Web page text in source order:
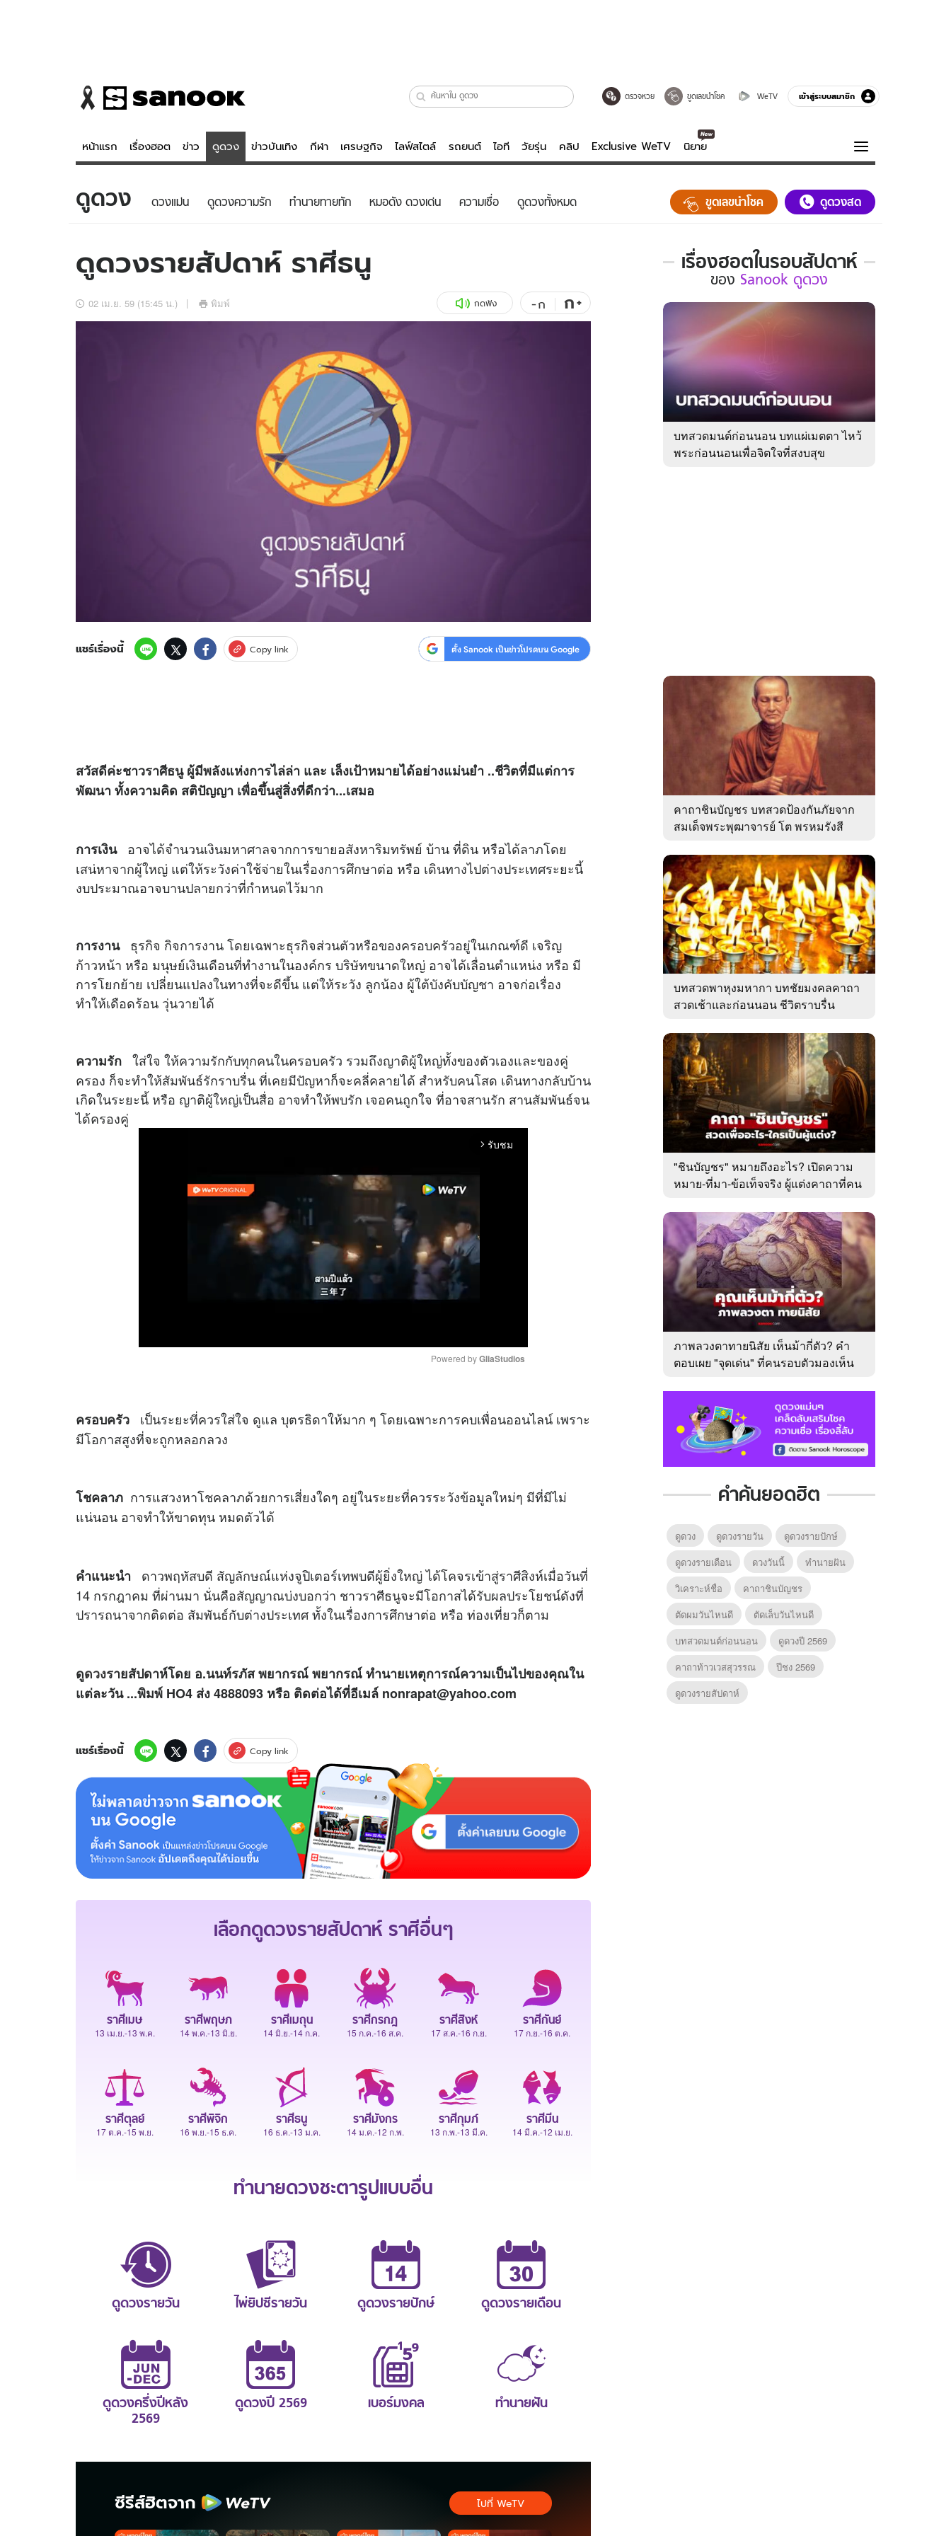
ตรวจหวย ขูดเลขนำโชค WeTV เข้าสู่ระบบสมาชิก
หน้าแรก เรื่องฮอต ข่าว ดูดวง ข่าวบันเทิง กีฬา เศรษฐกิจ ไลฟ์สไตล์ รถยนต์ ไอที วัยรุ่น คลิป Exclusive WeTV นิยาย
ข่าว
ข่าวบันเทิง
ดูดวง - ตรวจหวย
สถิติหวยไทย
ไลฟ์สไตล์
รถยนต์
คลิป
พอดแคสต์
ความรู้รอบตัว
ฮาวทู
ติดตามสนุกโซเชียลได้ที่
ดูดวง ดวงแม่น ดูดวงความรัก ทํานายทายทัก หมอดัง ดวงเด่น ความเชื่อ ดูดวงทั้งหมด ขูดเลขนำโชค ดูดวงสด
ดูดวงรายสัปดาห์ ราศีธนู
02 เม.ย. 59 (15:45 น.) พิมพ์ กดฟัง -ก ก+
แชร์เรื่องนี้ Copy link ตั้ง Sanook เป็นข่าวโปรดบน Google
สวัสดีค่ะชาวราศีธนู ผู้มีพลังแห่งการไล่ล่า และ เล็งเป้าหมายได้อย่างแม่นยำ ..ชีวิตที่มีแต่การ
พัฒนา ทั้งความคิด สติปัญญา เพื่อขึ้นสู่สิ่งที่ดีกว่า...เสมอ
การเงินอาจได้จำนวนเงินมหาศาลจากการขายอสังหาริมทรัพย์ บ้าน ที่ดิน หรือได้ลาภโดย
เสน่หาจากผู้ใหญ่ แต่ให้ระวังค่าใช้จ่ายในเรื่องการศึกษาต่อ หรือ เดินทางไปต่างประเทศระยะนี้
งบประมาณอาจบานปลายกว่าที่กำหนดไว้มาก
การงาน ธุรกิจ กิจการงาน โดยเฉพาะธุรกิจส่วนตัวหรือของครอบครัวอยู่ในเกณฑ์ดี เจริญ
ก้าวหน้า หรือ มนุษย์เงินเดือนที่ทำงานในองค์กร บริษัทขนาดใหญ่ อาจได้เลื่อนตำแหน่ง หรือ มี
การโยกย้าย เปลี่ยนแปลงในทางที่จะดีขึ้น แต่ให้ระวัง ลูกน้อง ผู้ใต้บังคับบัญชา อาจก่อเรื่อง
ทำให้เดือดร้อน วุ่นวายได้
ความรัก ใส่ใจ ให้ความรักกับทุกคนในครอบครัว รวมถึงญาติผู้ใหญ่ทั้งของตัวเองและของคู่
ครอง ก็จะทำให้สัมพันธ์รักราบรื่น ที่เคยมีปัญหาก็จะคลี่คลายได้ สำหรับคนโสด เดินทางกลับบ้าน
เกิดในระยะนี้ หรือ ญาติผู้ใหญ่เป็นสื่อ อาจทำให้พบรัก เจอคนถูกใจ ที่อาจสานรัก สานสัมพันธ์จน
ได้ครองคู่
arrow_forward_ios รับชม
u
Powered by GliaStudios
ครอบครัว เป็นระยะที่ควรใส่ใจ ดูแล บุตรธิดาให้มาก ๆ โดยเฉพาะการคบเพื่อนออนไลน์ เพราะ
มีโอกาสสูงที่จะถูกหลอกลวง
โชคลาภ การแสวงหาโชคลาภด้วยการเสี่ยงใดๆ อยู่ในระยะที่ควรระวังข้อมูลใหม่ๆ มีที่มีไม่
แน่นอน อาจทำให้ขาดทุน หมดตัวได้
คำแนะนำ ดาวพฤหัสบดี สัญลักษณ์แห่งจูปิเตอร์เทพบดีผู้ยิ่งใหญ่ ได้โคจรเข้าสู่ราศีสิงห์เมื่อวันที่
14 กรกฎาคม ที่ผ่านมา นั่นคือสัญญาณบ่งบอกว่า ชาวราศีธนูจะมีโอกาสได้รับผลประโยชน์ดังที่
ปรารถนาจากติดต่อ สัมพันธ์กับต่างประเทศ ทั้งในเรื่องการศึกษาต่อ หรือ ท่องเที่ยวก็ตาม
ดูดวงรายสัปดาห์โดย อ.นนท์รภัส พยากรณ์ พยากรณ์ ทำนายเหตุการณ์ความเป็นไปของคุณใน
แต่ละวัน ...พิมพ์ HO4 ส่ง 4888093 หรือ ติดต่อได้ที่อีเมล์ nonrapat@yahoo.com
แชร์เรื่องนี้ Copy link
เลือกดูดวงรายสัปดาห์ราศีอื่นๆ
ราศีเมษ
13 เม.ย.-13 พ.ค.
ราศีพฤษภ
14 พ.ค.-13 มิ.ย.
ราศีเมถุน
14 มิ.ย.-14 ก.ค.
ราศีกรกฎ
15 ก.ค.-16 ส.ค.
ราศีสิงห์
17 ส.ค.-16 ก.ย.
ราศีกันย์
17 ก.ย.-16 ต.ค.
ราศีตุลย์
17 ต.ค.-15 พ.ย.
ราศีพิจิก
16 พ.ย.-15 ธ.ค.
ราศีธนู
16 ธ.ค.-13 ม.ค.
ราศีมังกร
14 ม.ค.-12 ก.พ.
ราศีกุมภ์
13 ก.พ.-13 มี.ค.
ราศีมีน
14 มี.ค.-12 เม.ย.
ทำนายดวงชะตารูปแบบอื่น
ดูดวงรายวัน ไพ่ยิปซีรายวัน ดูดวงรายปักษ์ ดูดวงรายเดือน
ดูดวงครึ่งปีหลัง
2569
ดูดวงปี 2569 เบอร์มงคล ทำนายฝัน
ซีรีส์ฮิตจาก ไปที่ WeTV
เรื่องฮอตในรอบสัปดาห์
เรื่อง
ใน
รอบ
ของ
Sanook
ดูด
ของ Sanook ดูดวง
บทสวดมนต์ก่อนนอน บทแผ่เมตตา ไหว้
พระก่อนนอนเพื่อจิตใจที่สงบสุข
คาถาชินบัญชร บทสวดป้องกันภัยจาก
สมเด็จพระพุฒาจารย์ โต พรหมรังสี
บทสวดพาหุงมหากา บทชัยมงคลคาถา
สวดเช้าและก่อนนอน ชีวิตราบรื่น
"ชินบัญชร" หมายถึงอะไร? เปิดความ
หมาย-ที่มา-ข้อเท็จจริง ผู้แต่งคาถาที่คน
ภาพลวงตาทายนิสัย เห็นม้ากี่ตัว? คำ
ตอบเผย "จุดเด่น" ที่คนรอบตัวมองเห็น
คำค้นยอดฮิต
ดูดวง ดูดวงรายวัน
ดูดวงรายปักษ์
ดูดวงรายเดือน
ดวงวันนี้
ทํานายฝัน
วิเคราะห์ชื่อ
คาถาชินบัญชร
ตัดผมวันไหนดี
ตัดเล็บวันไหนดี
บทสวดมนต์ก่อนนอน
ดูดวงปี 2569
คาถาท้าวเวสสุวรรณ
ปีชง 2569
ดูดวงรายสัปดาห์